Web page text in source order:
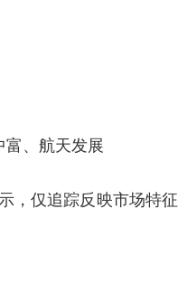
、航天发展
，仅追踪反映市场特征